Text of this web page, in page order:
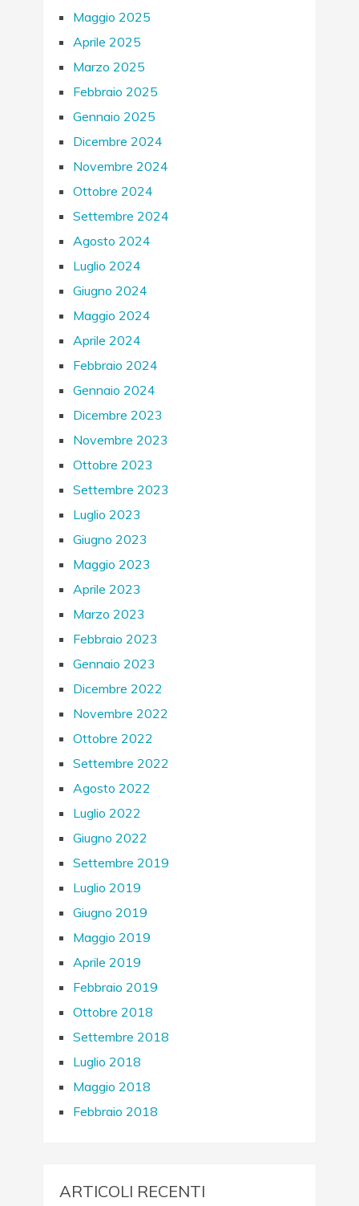
Maggio 2025
Aprile 2025
Marzo 2025
Febbraio 2025
Gennaio 2025
Dicembre 2024
Novembre 2024
Ottobre 2024
Settembre 2024
Agosto 2024
Luglio 2024
Giugno 2024
Maggio 2024
Aprile 2024
Febbraio 2024
Gennaio 2024
Dicembre 2023
Novembre 2023
Ottobre 2023
Settembre 2023
Luglio 2023
Giugno 2023
Maggio 2023
Aprile 2023
Marzo 2023
Febbraio 2023
Gennaio 2023
Dicembre 2022
Novembre 2022
Ottobre 2022
Settembre 2022
Agosto 2022
Luglio 2022
Giugno 2022
Settembre 2019
Luglio 2019
Giugno 2019
Maggio 2019
Aprile 2019
Febbraio 2019
Ottobre 2018
Settembre 2018
Luglio 2018
Maggio 2018
Febbraio 2018
ARTICOLI RECENTI